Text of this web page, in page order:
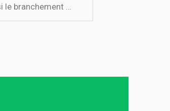
le branchement …